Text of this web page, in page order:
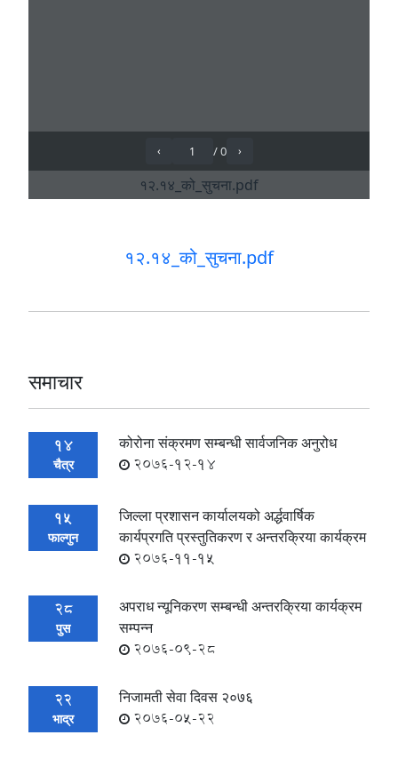
१२.१४_को_सुचना.pdf
समाचार
14
चैत्र
कोरोना स‌ंक्रमण सम्बन्धी सार्वजनिक अनुरोध
2076-12-14
15
फाल्गुन
जिल्ला प्रशासन कार्यालयको अर्द्धवार्षिक
कार्यप्रगति प्रस्तुतिकरण र अन्तरक्रिया कार्यक्रम
2076-11-15
28
पुस
अपराध न्यूनिकरण सम्बन्धी अन्तरक्रिया कार्यक्रम
सम्पन्न
2076-09-28
22
भाद्र
निजामती सेवा दिवस २०७६
2076-05-22